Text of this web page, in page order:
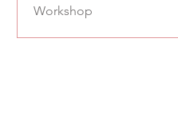
Workshop